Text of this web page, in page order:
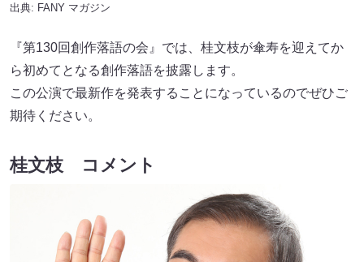
出典: FANY マガジン
『第130回創作落語の会』では、桂文枝が傘寿を迎えてか
ら初めてとなる創作落語を披露します。
この公演で最新作を発表することになっているのでぜひご
期待ください。
桂文枝 コメント